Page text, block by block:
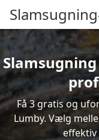
Få 3 gratis og
Lumby. Vælg
effektiv